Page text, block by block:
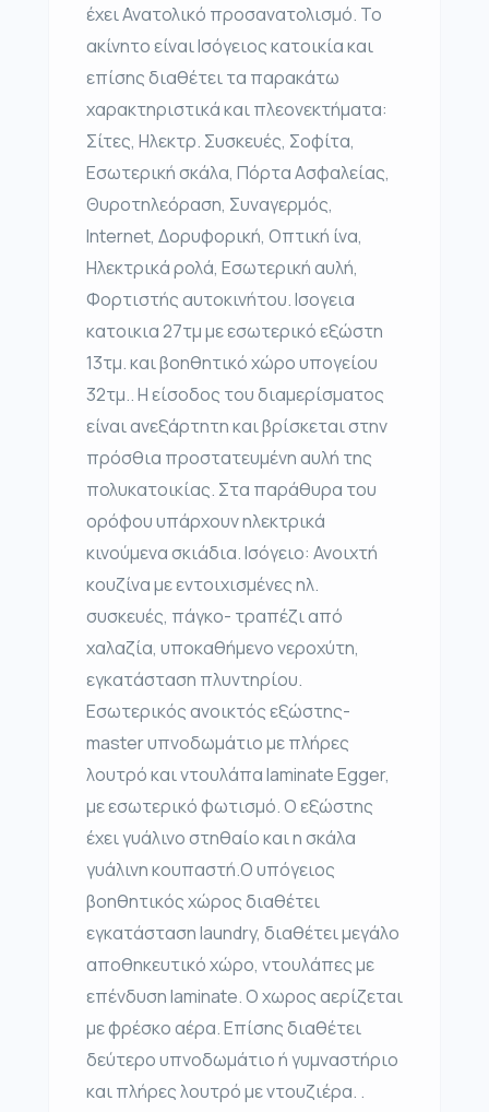
έχει Ανατολικό προσανατολισμό. Το
ακίνητο είναι Ισόγειος κατοικία και
επίσης διαθέτει τα παρακάτω
χαρακτηριστικά και πλεονεκτήματα:
Σίτες, Ηλεκτρ. Συσκευές, Σοφίτα,
Εσωτερική σκάλα, Πόρτα Ασφαλείας,
Θυροτηλεόραση, Συναγερμός,
Internet, Δορυφορική, Οπτική ίνα,
Ηλεκτρικά ρολά, Εσωτερική αυλή,
Φορτιστής αυτοκινήτου. Ισογεια
κατοικια 27τμ με εσωτερικό εξώστη
13τμ. και βοηθητικό χώρο υπογείου
32τμ.. Η είσοδος του διαμερίσματος
είναι ανεξάρτητη και βρίσκεται στην
πρόσθια προστατευμένη αυλή της
πολυκατοικίας. Στα παράθυρα του
ορόφου υπάρχουν ηλεκτρικά
κινούμενα σκιάδια. Ισόγειο: Ανοιχτή
κουζίνα με εντοιχισμένες ηλ.
συσκευές, πάγκο- τραπέζι από
χαλαζία, υποκαθήμενο νεροχύτη,
εγκατάσταση πλυντηρίου.
Εσωτερικός ανοικτός εξώστης-
master υπνοδωμάτιο με πλήρες
λουτρό και ντουλάπα laminate Egger,
με εσωτερικό φωτισμό. Ο εξώστης
έχει γυάλινο στηθαίο και η σκάλα
γυάλινη κουπαστή.Ο υπόγειος
βοηθητικός χώρος διαθέτει
εγκατάσταση laundry, διαθέτει μεγάλο
αποθηκευτικό χώρο, ντουλάπες με
επένδυση laminate. Ο χωρος αερίζεται
με φρέσκο αέρα. Επίσης διαθέτει
δεύτερο υπνοδωμάτιο ή γυμναστήριο
και πλήρες λουτρό με ντουζιέρα. .